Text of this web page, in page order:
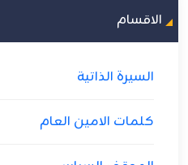
الاقسام
السيرة الذاتية
كلمات الامين العام